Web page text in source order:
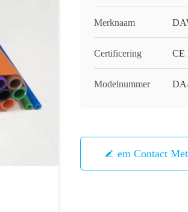
Merknaam
Certificering CE
Modelnummer
Neem Contact